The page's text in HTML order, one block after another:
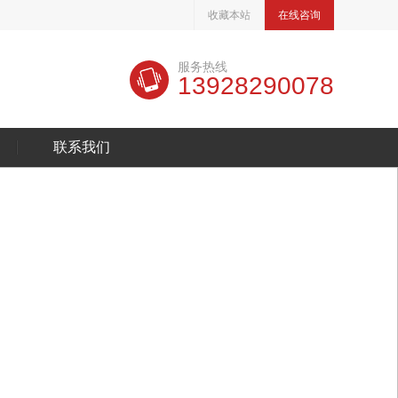
收藏本站 在线咨询
服务热线
13928290078
联系我们